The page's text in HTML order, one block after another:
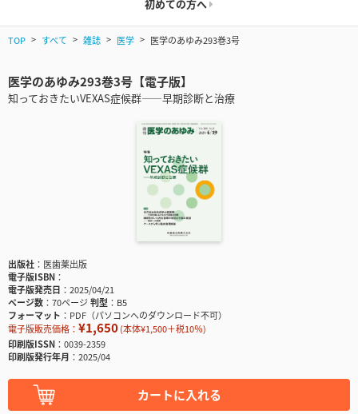
初めての方へ
TOP すべて 雑誌 医学 医学のあゆみ293巻3号
医学のあゆみ293巻3号【電子版】
知っておきたいVEXAS症候群――早期診断と治療
出版社
医歯薬出版
電子版ISBN
電子版発売日
2025/04/21
ページ数
70ページ判型
B5
フォーマット
PDF（パソコンへのダウンロード不可）
電子版販売価格： ¥1,650(本体¥1,500＋税10％)
印刷版ISSN
0039-2359
印刷版発行年月
2025/04
カートに入れる